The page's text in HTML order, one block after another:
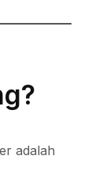
adalah